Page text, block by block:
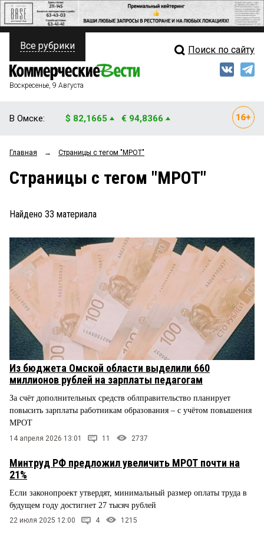
ПОЛИТИКА
ФИНАНСЫ
ОБЩЕСТВО
ЗАКОН
НОВОСТИ КОМПАНИЙ
ПРОИСШЕСТВИЯ
СТИЛЬ ЖИЗНИ
Свежий выпуск
Рейтинги
Все рубрики Поиск по сайту
Воскресенье, 9 Августа
В Омске: $ 82,1665 € 94,8366
Главная → Страницы c тегом "МРОТ"
Страницы c тегом "МРОТ"
Найдено 33 материала
Из бюджета Омской области выделили 660
миллионов рублей на зарплаты педагогам
За счёт дополнительных средств облправительство планирует
повысить зарплаты работникам образования – с учётом повышения
МРОТ
14 апреля 2026 13:01 11 2737
Минтруд РФ предложил увеличить МРОТ почти на
21%
Если законопроект утвердят, минимальный размер оплаты труда в
будущем году достигнет 27 тысяч рублей
22 июля 2025 12:00 4 1215